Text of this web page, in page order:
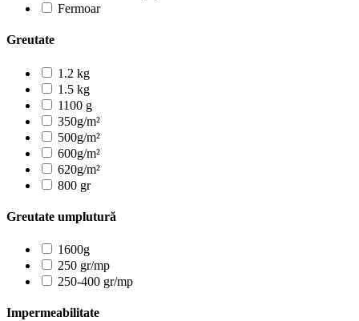
Fermoar
Greutate
1.2 kg
1.5 kg
1100 g
350g/m²
500g/m²
600g/m²
620g/m²
800 gr
Greutate umplutură
1600g
250 gr/mp
250-400 gr/mp
Impermeabilitate